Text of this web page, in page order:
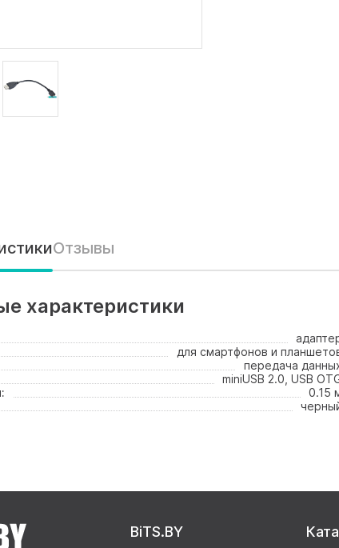
Отзывы
характеристики
для смартфонов и
передача
miniUSB 2.0, USB
0.15
BiTS.BY